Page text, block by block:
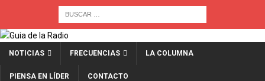
NOTICIAS FRECUENCIAS LA COLUMNA
PIENSA EN LÍDER CONTACTO